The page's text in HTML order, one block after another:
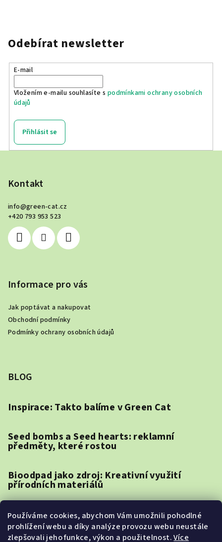
Používáme cookies, abychom Vám umožnili pohodlné
prohlížení webu a díky analýze provozu webu neustále
zlepšovali jeho funkce, výkon a použitelnost.Více
Odebírat newsletter
E-mail
Vložením e-mailu souhlasíte s podmínkami ochrany osobních
údajů
Přihlásit se
Kontakt
info@green-cat.cz
+420 793 953 523
Informace pro vás
Jak poptávat a nakupovat
Obchodní podmínky
Podmínky ochrany osobních údajů
BLOG
Inspirace: Takto balíme v Green Cat
Seed bombs a Seed hearts: reklamní
předměty, které rostou
Bioodpad jako zdroj: Kreativní využití
přírodních materiálů
Jak vybrat reklamní předměty pro různé
cílové skupiny: Mileniálové vs. Generace Z